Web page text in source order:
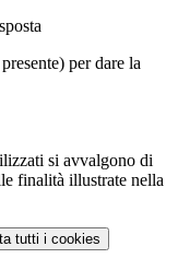
per dare la
si avvalgono di
finalità illustrate nella
tutti i cookies